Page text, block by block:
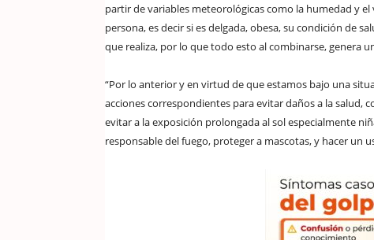
partir de variables meteorológicas como la humedad y
persona, es decir si es delgada, obesa, su condición de
que realiza, por lo que todo esto al combinarse, genera
“Por lo anterior y en virtud de que estamos bajo una
acciones correspondientes para evitar daños a la salud,
evitar a la exposición prolongada al sol especialmente
responsable del fuego, proteger a mascotas, y hacer un